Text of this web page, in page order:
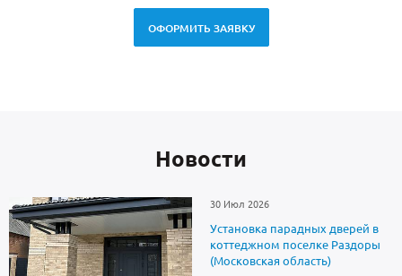
ОФОРМИТЬ ЗАЯВКУ
Новоcти
30 Июл 2026
Установка парадных дверей в
коттеджном поселке Раздоры
(Московская область)